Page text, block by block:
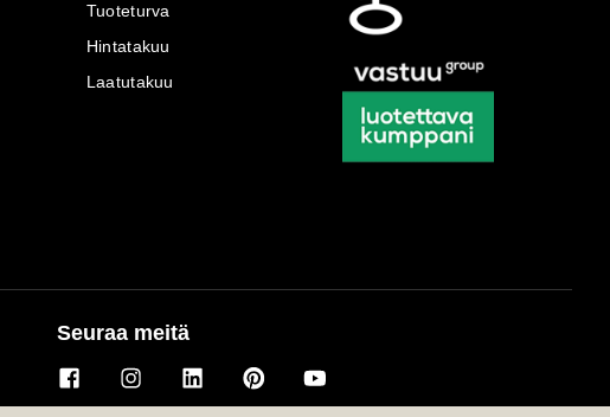
Tuoteturva
Hintatakuu
Laatutakuu
Seuraa meitä